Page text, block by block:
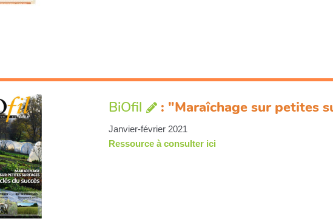
BiOfil : "Maraîchage sur petites
Janvier-février 2021
Ressource à consulter ici